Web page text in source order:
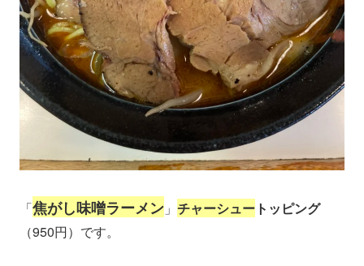
「焦がし味噌ラーメン 」 チャーシュー トッピング
（950円）です。